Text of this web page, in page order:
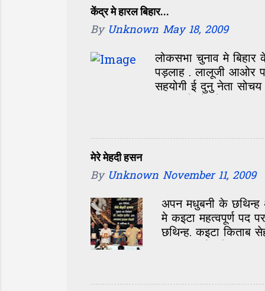
दास जी अखन 65 साल
आब 55 साल बाद फेर
केंद्र मे हारल बिहार...
By Unknown May 18, 2009
लोकसभा चुनाव मे
पड़लाह . लालूजी आओर
सहयोगी ई दुनु नेता
कि पिछला सरकार मे
मेरे मेहदी हसन
By Unknown November 11, 2009
अपन मधुबनी के छथिन्ह
मे कइटा महत्वपूर्ण
छथिन्ह. कइटा किताब